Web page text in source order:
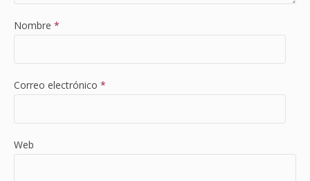
Nombre *
Correo electrónico *
Web